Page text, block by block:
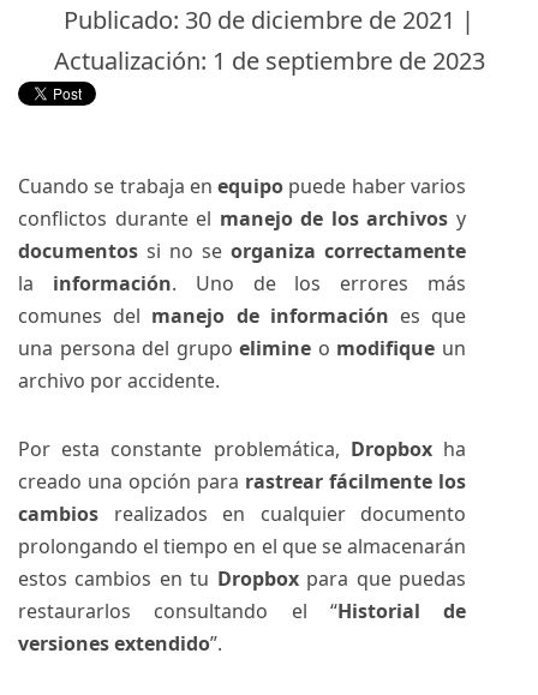
Publicado: 30 de diciembre de 2021 |
Actualización: 1 de septiembre de 2023
Cuando se trabaja enequipo puede haber varios
conflictos durante el manejo de los archivos y
documentos si no se organiza correctamente
la información. Uno de los errores más
comunes del manejo de información es que
una persona del grupoelimine o modifique un
archivo por accidente.
Por esta constante problemática, Dropboxha
creado una opción para rastrear fácilmente los
cambios realizados en cualquier documento
prolongando el tiempo en el que se almacenarán
estos cambios en tu Dropboxpara que puedas
restaurarlos consultando el “Historial de
versiones extendido”.